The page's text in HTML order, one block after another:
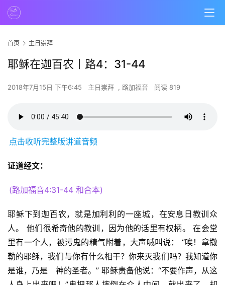
首页 主日崇拜
耶稣在迦百农丨路4：31-44
2018年7月15日 下午6:45 主日崇拜 , 路加福音 阅读 819
点击收听完整版讲道音频
证道经文：
(路加福音4:31-44 和合本)
耶稣下到迦百农，就是加利利的一座城，在安息日教训众
人。 他们很希奇他的教训，因为他的话里有权柄。 在会堂
里有一个人，被污鬼的精气附着，大声喊叫说： “唉！拿撒
勒的耶稣，我们与你有什么相干？你来灭我们吗？我知道你
是谁，乃是　神的圣者。” 耶稣责备他说：“不要作声，从这